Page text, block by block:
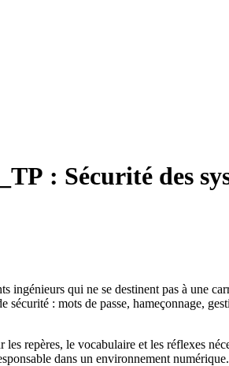
: Sécurité des
ingénieurs qui ne se destinent pas à une
: mots de passe, hameçonnage,
repères, le vocabulaire et les réflexes
dans un environnement numérique.